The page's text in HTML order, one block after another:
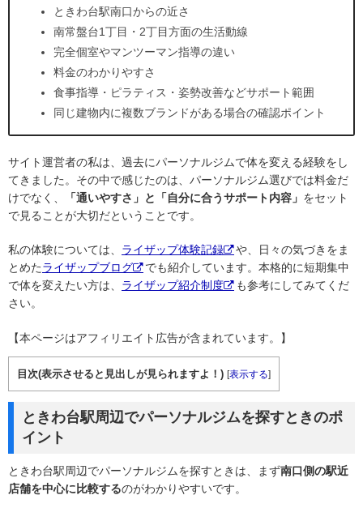
ときわ台駅南口からの近さ
南常盤台1丁目・2丁目方面の生活動線
完全個室やマンツーマン指導の違い
料金のわかりやすさ
食事指導・ピラティス・姿勢改善などサポート範囲
同じ建物内に複数ブランドがある場合の確認ポイント
サイト運営者の私は、過去にパーソナルジムで体を変える経験をし
てきました。その中で感じたのは、パーソナルジム選びでは料金だ
けでなく、
「通いやすさ」と「自分に合うサポート内容」 をセット
で見ることが大切だということです。
私の体験については、 ライザップ体験記録
や、日々の気づきをま
とめたライザップブログ
でも紹介しています。本格的に短期集中
で体を変えたい方は、 ライザップ紹介制度
も参考にしてみてくだ
さい。
【本ページはアフィリエイト広告が含まれています。】
目次(表示させると見出しが見られますよ！) [表示する]
ときわ台駅周辺でパーソナルジムを探すときのポ
イント
ときわ台駅周辺でパーソナルジムを探すときは、まず南口側の駅近
店舗を中心に比較するのがわかりやすいです。